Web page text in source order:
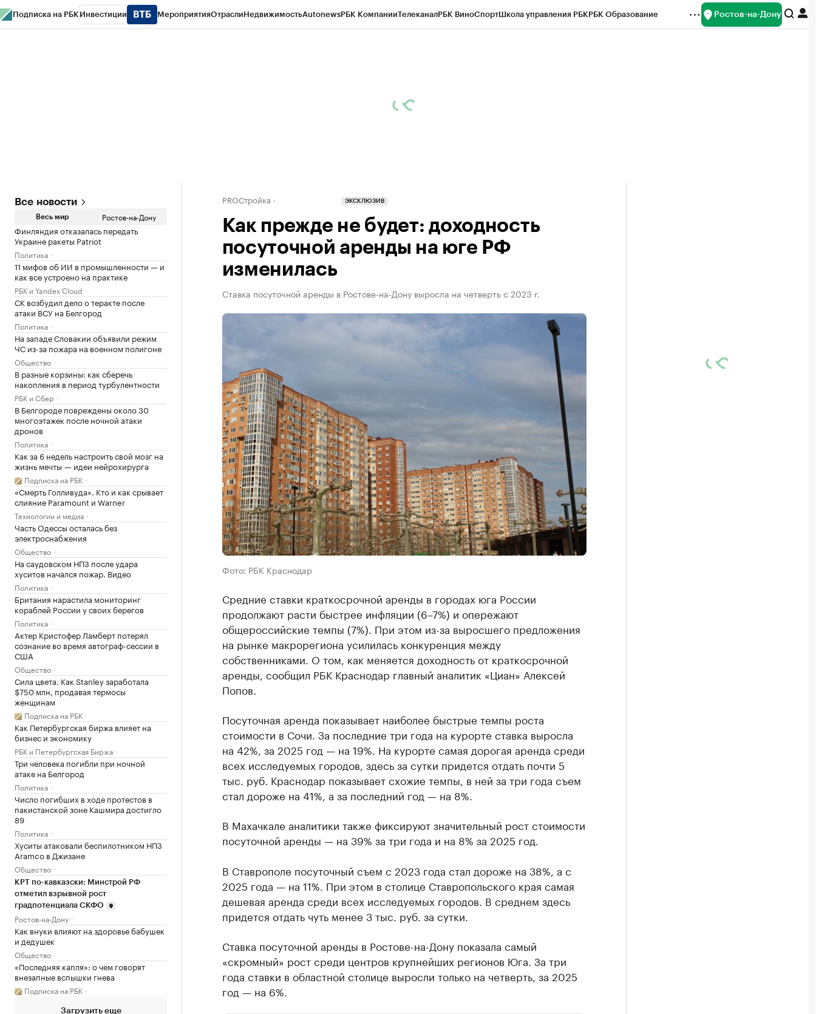
Подписка на РБК Инвестиции МероприятияОтраслиНедвижимостьAutonewsРБК КомпанииТелеканалРБК ВиноСпортШкола управления РБКРБК Образование Ростов-на-Дону
Все новости
Весь мир Ростов-на-Дону
Финляндия отказалась передать
Украине ракеты Patriot
Политика
11 мифов об ИИ в промышленности — и
как все устроено на практике
РБК и Yandex Cloud
СК возбудил дело о теракте после
атаки ВСУ на Белгород
Политика
На западе Словакии объявили режим
ЧС из-за пожара на военном полигоне
Общество
В разные корзины: как сберечь
накопления в период турбулентности
РБК и Сбер
В Белгороде повреждены около 30
многоэтажек после ночной атаки
дронов
Политика
Как за 6 недель настроить свой мозг на
жизнь мечты — идеи нейрохирурга
Подписка на РБК
«Смерть Голливуда». Кто и как срывает
слияние Paramount и Warner
Технологии и медиа
Часть Одессы осталась без
электроснабжения
Общество
На саудовском НПЗ после удара
хуситов начался пожар. Видео
Политика
Британия нарастила мониторинг
кораблей России у своих берегов
Политика
Актер Кристофер Ламберт потерял
сознание во время автограф-сессии в
США
Общество
Сила цвета. Как Stanley заработала
$750 млн, продавая термосы
женщинам
Подписка на РБК
Как Петербургская биржа влияет на
бизнес и экономику
РБК и Петербургская Биржа
Три человека погибли при ночной
атаке на Белгород
Политика
Число погибших в ходе протестов в
пакистанской зоне Кашмира достигло
89
Политика
Хуситы атаковали беспилотником НПЗ
Aramco в Джизане
Общество
КРТ по-кавказски: Минстрой РФ
отметил взрывной рост
градпотенциала СКФО
Ростов-на-Дону
Как внуки влияют на здоровье бабушек
и дедушек
Общество
«Последняя капля»: о чем говорят
внезапные вспышки гнева
Подписка на РБК
Загрузить еще
PROСтройка ЭКСКЛЮЗИВ
Как прежде не будет: доходность
посуточной аренды на юге РФ
изменилась
Ставка посуточной аренды в Ростове-на-Дону выросла на четверть с 2023 г.
Фото: РБК Краснодар
Средние ставки краткосрочной аренды в городах юга России
продолжают расти быстрее инфляции (6–7%) и опережают
общероссийские темпы (7%). При этом из-за выросшего предложения
на рынке макрорегиона усилилась конкуренция между
собственниками. О том, как меняется доходность от краткосрочной
аренды, сообщил РБК Краснодар главный аналитик «Циан» Алексей
Попов.
Посуточная аренда показывает наиболее быстрые темпы роста
стоимости в Сочи. За последние три года на курорте ставка выросла
на 42%, за 2025 год — на 19%. На курорте самая дорогая аренда среди
всех исследуемых городов, здесь за сутки придется отдать почти 5
тыс. руб. Краснодар показывает схожие темпы, в ней за три года съем
стал дороже на 41%, а за последний год — на 8%.
В Махачкале аналитики также фиксируют значительный рост стоимости
посуточной аренды — на 39% за три года и на 8% за 2025 год.
В Ставрополе посуточный съем с 2023 года стал дороже на 38%, а с
2025 года — на 11%. При этом в столице Ставропольского края самая
дешевая аренда среди всех исследуемых городов. В среднем здесь
придется отдать чуть менее 3 тыс. руб. за сутки.
Ставка посуточной аренды в Ростове-на-Дону показала самый
«скромный» рост среди центров крупнейших регионов Юга. За три
года ставки в областной столице выросли только на четверть, за 2025
год — на 6%.